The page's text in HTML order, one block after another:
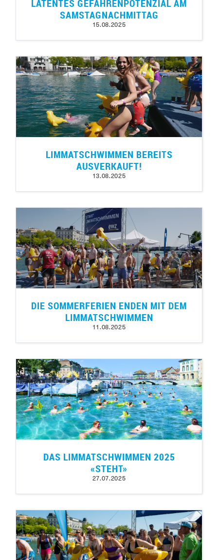
LATENTES GEFAHRENPOTENZIAL AM
SAMSTAGNACHMITTAG
15.08.2025
LIMMATSCHWIMMEN BEREITS
AUSVERKAUFT!
13.08.2025
DIE SOMMERFERIEN ENDEN MIT DEM
LIMMATSCHWIMMEN
11.08.2025
DAS LIMMATSCHWIMMEN 2025
«STEHT»
27.07.2025